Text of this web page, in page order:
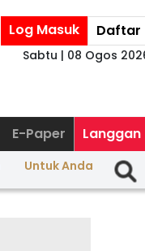
Log Masuk Daftar
Sabtu | 08 Ogos
E-Paper Langgan
Untuk Anda